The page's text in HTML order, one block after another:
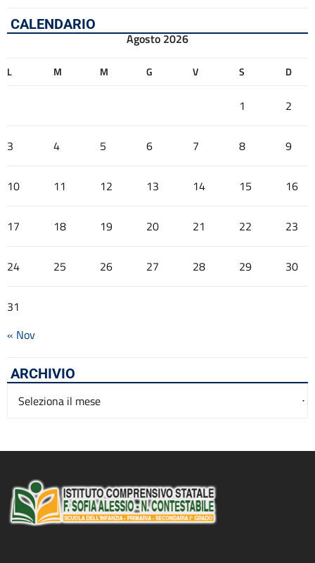
CALENDARIO
Agosto 2026
L M M G V S D
1 2
3 4 5 6 7 8 9
10 11 12 13 14 15 16
17 18 19 20 21 22 23
24 25 26 27 28 29 30
31
« Nov
ARCHIVIO
Archivio